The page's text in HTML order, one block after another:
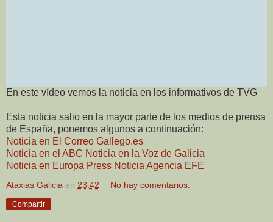
En este vídeo vemos la noticia en los informativos de TVG
Esta noticia salio en la mayor parte de los medios de prensa
de España, ponemos algunos a continuación:
Noticia en El Correo Gallego.es
Noticia en el ABC Noticia en la Voz de Galicia
Noticia en Europa Press Noticia Agencia EFE
Ataxias Galicia en 23:42 No hay comentarios:
Compartir